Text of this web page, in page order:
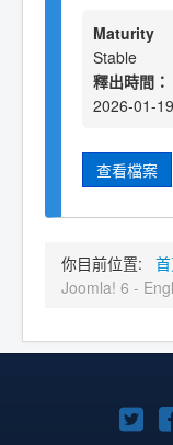
Maturity
Stable
釋出時間：
2026-01-
查看檔案
你目前位置:
Joomla! 6 -